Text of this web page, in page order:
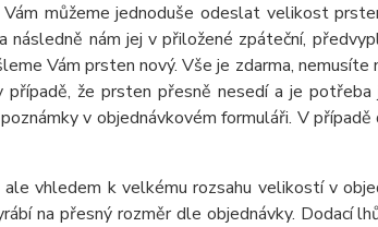
můžeme jednoduše odeslat velikost
nám jej v přiložené zpáteční,
Vám prsten nový. Vše je zdarma, nemusíte
že prsten přesně nesedí a je potřeba
v objednávkovém formuláři. V případě
vhledem k velkému rozsahu velikostí v
na přesný rozměr dle objednávky. Dodací